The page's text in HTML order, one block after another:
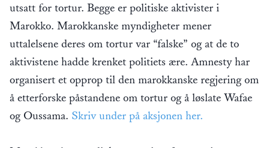
utsatt for tortur. Begge er politiske aktivister i
Marokko. Marokkanske myndigheter mener
uttalelsene deres om tortur var “falske” og at de to
aktivistene hadde krenket politiets ære. Amnesty har
organisert et opprop til den marokkanske regjering om
å etterforske påstandene om tortur og å løslate Wafae
og Oussama. Skriv under på aksjonen her.